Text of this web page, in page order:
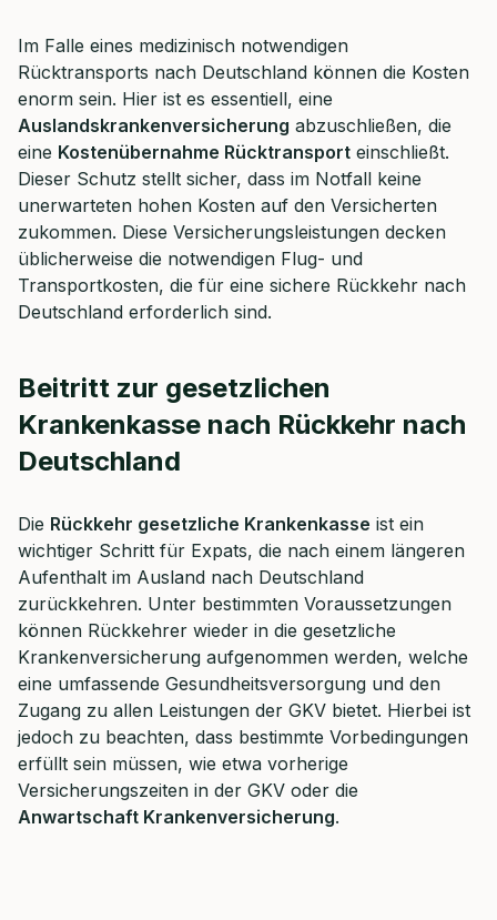
Im Falle eines medizinisch notwendigen
Rücktransports nach Deutschland können die Kosten
enorm sein. Hier ist es essentiell, eine
Auslandskrankenversicherung abzuschließen, die
eine Kostenübernahme Rücktransport einschließt.
Dieser Schutz stellt sicher, dass im Notfall keine
unerwarteten hohen Kosten auf den Versicherten
zukommen. Diese Versicherungsleistungen decken
üblicherweise die notwendigen Flug- und
Transportkosten, die für eine sichere Rückkehr nach
Deutschland erforderlich sind.
Beitritt zur gesetzlichen
Krankenkasse nach Rückkehr nach
Deutschland
Die Rückkehr gesetzliche Krankenkasse ist ein
wichtiger Schritt für Expats, die nach einem längeren
Aufenthalt im Ausland nach Deutschland
zurückkehren. Unter bestimmten Voraussetzungen
können Rückkehrer wieder in die gesetzliche
Krankenversicherung aufgenommen werden, welche
eine umfassende Gesundheitsversorgung und den
Zugang zu allen Leistungen der GKV bietet. Hierbei ist
jedoch zu beachten, dass bestimmte Vorbedingungen
erfüllt sein müssen, wie etwa vorherige
Versicherungszeiten in der GKV oder die
Anwartschaft Krankenversicherung.